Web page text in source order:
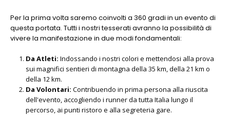
Per la prima volta saremo coinvolti a 360 gradi in un evento di
questa portata. Tutti i nostri tesserati avranno la possibilità di
vivere la manifestazione in due modi fondamentali:
Da Atleti: Indossando i nostri colori e mettendosi alla prova
sui magnifici sentieri di montagna della 35 km, della 21 km o
della 12 km.
Da Volontari: Contribuendo in prima persona alla riuscita
dell'evento, accogliendo i runner da tutta Italia lungo il
percorso, ai punti ristoro e alla segreteria gare.